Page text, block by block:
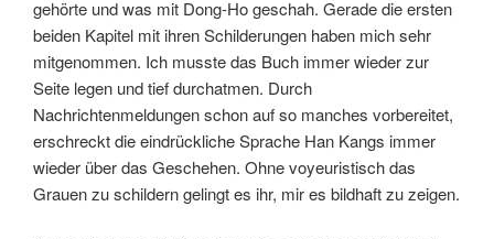
gehörte und was mit Dong-Ho geschah. Gerade die ersten
beiden Kapitel mit ihren Schilderungen haben mich sehr
mitgenommen. Ich musste das Buch immer wieder zur
Seite legen und tief durchatmen. Durch
Nachrichtenmeldungen schon auf so manches vorbereitet,
erschreckt die eindrückliche Sprache Han Kangs immer
wieder über das Geschehen. Ohne voyeuristisch das
Grauen zu schildern gelingt es ihr, mir es bildhaft zu zeigen.